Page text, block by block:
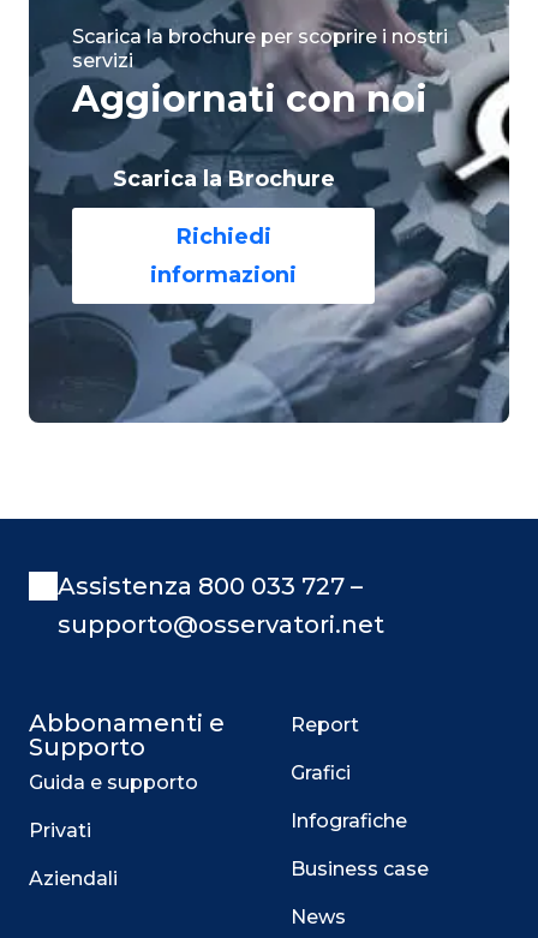
Scarica la brochure per scoprire i nostri
servizi
Aggiornati con noi
Scarica la Brochure
Richiedi
informazioni
Assistenza 800 033 727 –
supporto@osservatori.net
Abbonamenti e
Supporto
Guida e supporto
Privati
Aziendali
Report
Grafici
Infografiche
Business case
News